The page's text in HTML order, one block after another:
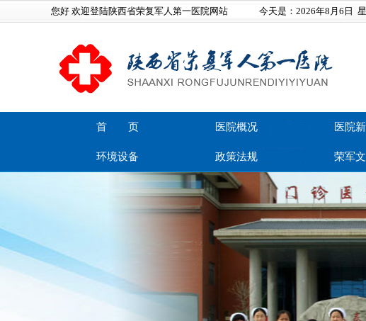
您好 欢迎登陆陕西省荣复军人第一医院网站 今天是： 2026年8月6日
首 页 医院概况 医院
环境设备 政策法规 荣军
联系我们